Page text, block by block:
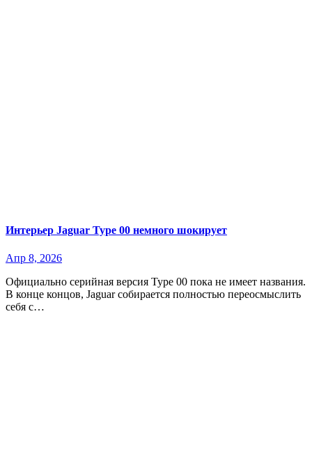
Интерьер Jaguar Type 00 немного шокирует
Апр 8, 2026
Официально серийная версия Type 00 пока не имеет названия.
В конце концов, Jaguar собирается полностью переосмыслить
себя с…